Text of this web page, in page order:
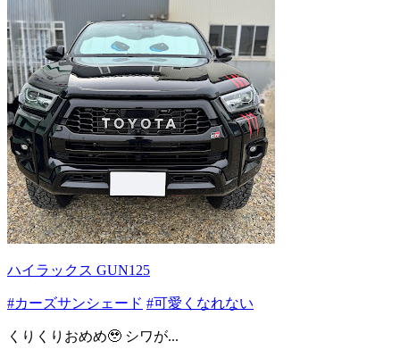
ハイラックス GUN125
#カーズサンシェード #可愛くなれない
くりくりおめめ🥹 シワが...